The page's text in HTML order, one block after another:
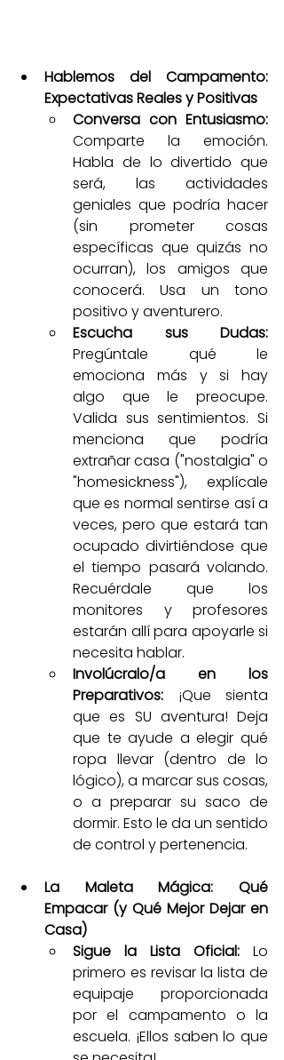
Hablemos del Campamento:
Expectativas Reales y Positivas
Conversa con Entusiasmo:
Comparte la emoción.
Habla de lo divertido que
será, las actividades
geniales que podría hacer
(sin prometer cosas
específicas que quizás no
ocurran), los amigos que
conocerá. Usa un tono
positivo y aventurero.
Escucha sus Dudas:
Pregúntale qué le
emociona más y si hay
algo que le preocupe.
Valida sus sentimientos. Si
menciona que podría
extrañar casa ("nostalgia" o
"homesickness"), explícale
que es normal sentirse así a
veces, pero que estará tan
ocupado divirtiéndose que
el tiempo pasará volando.
Recuérdale que los
monitores y profesores
estarán allí para apoyarle si
necesita hablar.
Involúcralo/a en los
Preparativos: ¡Que sienta
que es SU aventura! Deja
que te ayude a elegir qué
ropa llevar (dentro de lo
lógico), a marcar sus cosas,
o a preparar su saco de
dormir. Esto le da un sentido
de control y pertenencia.
La Maleta Mágica: Qué
Empacar (y Qué Mejor Dejar en
Casa)
Sigue la Lista Oficial: Lo
primero es revisar la lista de
equipaje proporcionada
por el campamento o la
escuela. ¡Ellos saben lo que